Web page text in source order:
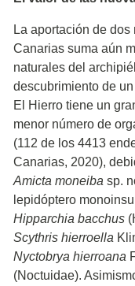
La aportación de
Canarias suma aún
naturales del
descubrimiento de
El Hierro tiene un
menor número de
(112 de los 4413
Canarias, 2020),
Amicta moneiba sp.
lepidóptero
Hipparchia bacchus
Scythris hierroella
Nyctobrya hierroana
(Noctuidae).